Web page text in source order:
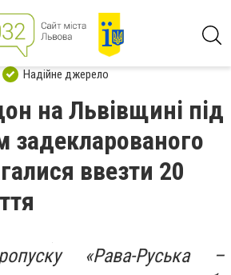
Надійне джерело
на Львівщині під
задекларованого
ввезти 20
«Рава-Руська –